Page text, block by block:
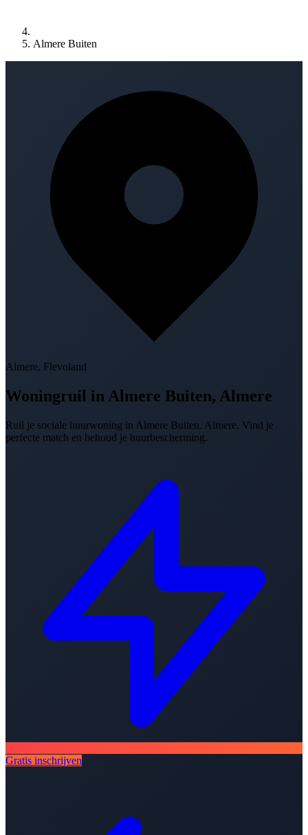
Almere Buiten
Almere, Flevoland
Woningruil in Almere Buiten, Almere
Ruil je sociale huurwoning in Almere Buiten, Almere. Vind je
perfecte match en behoud je huurbescherming.
Gratis inschrijven